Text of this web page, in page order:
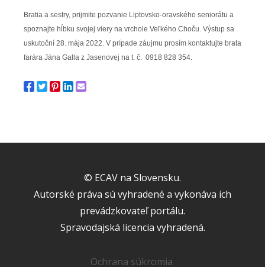
Bratia a sestry, prijmite pozvanie Liptovsko-oravského seniorátu a
spoznajte hĺbku svojej viery na vrchole Veľkého Choču. Výstup sa
uskutoční 28. mája 2022. V prípade záujmu prosím kontaktujte brata
farára Jána Galla z Jasenovej na t. č. 0918 828 354.
© ECAV na Slovensku.
Autorské práva sú vyhradené a vykonáva ich
prevádzkovateľ portálu.
Spravodajská licencia vyhradená.
Ochrana súkromia